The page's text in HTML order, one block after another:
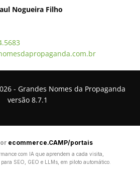
Nogueira Filho
- Grandes Nomes da Propaganda
versão 8.7.1
ecommerce.CAMP/portais
com IA que aprendem a cada visita,
SEO, GEO e LLMs, em piloto automático.